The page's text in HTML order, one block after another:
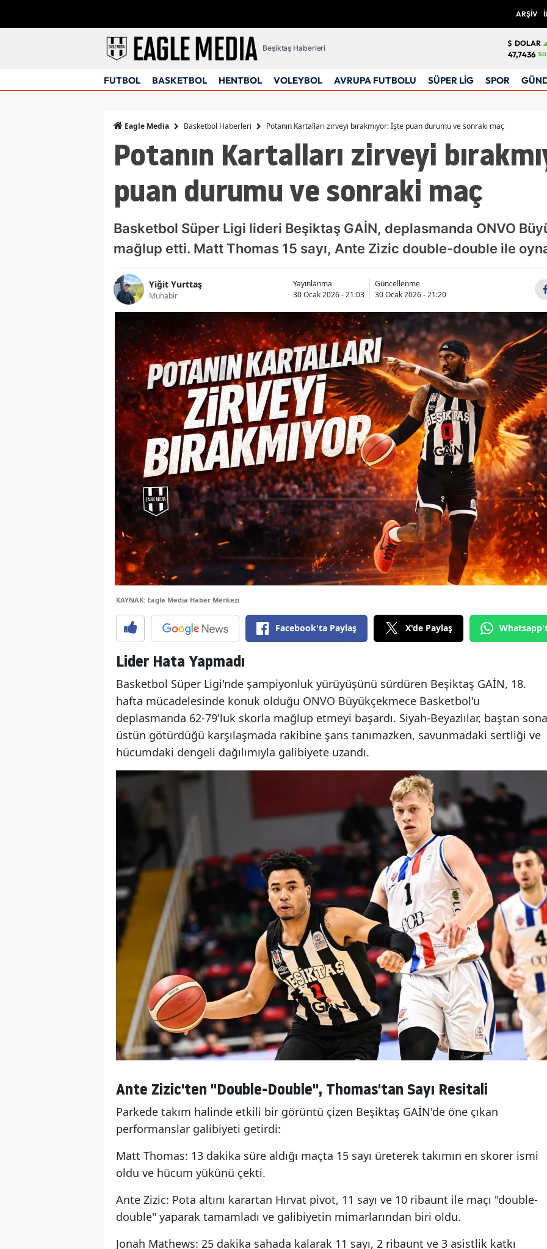
ARŞİV
Beşiktaş Haberleri
DOLAR
47,7436
FUTBOL BASKETBOL HENTBOL VOLEYBOL AVRUPA FUTBOLU SÜPER LİG SPOR
Eagle Media Basketbol Haberleri Potanın Kartalları zirveyi bırakmıyor: İşte puan durumu ve sonraki maç
Potanın Kartalları zirveyi
puan durumu ve sonraki maç
Basketbol Süper Ligi lideri Beşiktaş GAİN, deplasmanda ONVO
mağlup etti. Matt Thomas 15 sayı, Ante Zizic double-double ile
Yiğit Yurttaş
Muhabir
Yayınlanma
30 Ocak 2026 - 21:03
Güncellenme
30 Ocak 2026 - 21:20
KAYNAK: Eagle Media Haber Merkezi
Facebook'ta Paylaş X'de Paylaş
Lider Hata Yapmadı
Basketbol Süper Ligi'nde şampiyonluk yürüyüşünü sürdüren Beşiktaş GAİN, 18.
hafta mücadelesinde konuk olduğu ONVO Büyükçekmece Basketbol'u
deplasmanda 62-79'luk skorla mağlup etmeyi başardı. Siyah-Beyazlılar, baştan sona
üstün götürdüğü karşılaşmada rakibine şans tanımazken, savunmadaki sertliği ve
hücumdaki dengeli dağılımıyla galibiyete uzandı.
Ante Zizic'ten "Double-Double", Thomas'tan Sayı Resitali
Parkede takım halinde etkili bir görüntü çizen Beşiktaş GAİN'de öne çıkan
performanslar galibiyeti getirdi:
Matt Thomas: 13 dakika süre aldığı maçta 15 sayı üreterek takımın en skorer ismi
oldu ve hücum yükünü çekti.
Ante Zizic: Pota altını karartan Hırvat pivot, 11 sayı ve 10 ribaunt ile maçı "double-
double" yaparak tamamladı ve galibiyetin mimarlarından biri oldu.
Jonah Mathews: 25 dakika sahada kalarak 11 sayı, 2 ribaunt ve 3 asistlik katkı